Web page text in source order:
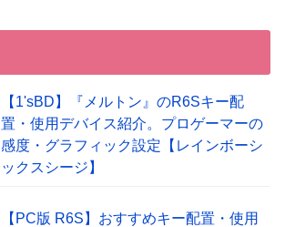
【1'sBD】『メルトン』のR6Sキー配
置・使用デバイス紹介。プロゲーマーの
感度・グラフィック設定【レインボーシ
ックスシージ】
【PC版 R6S】おすすめキー配置・使用